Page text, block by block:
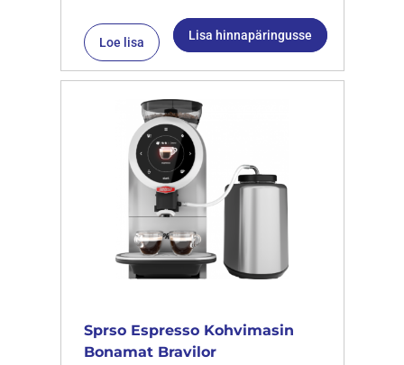
Loe lisa Lisa hinnapäringusse
Sprso Espresso Kohvimasin
Bonamat Bravilor